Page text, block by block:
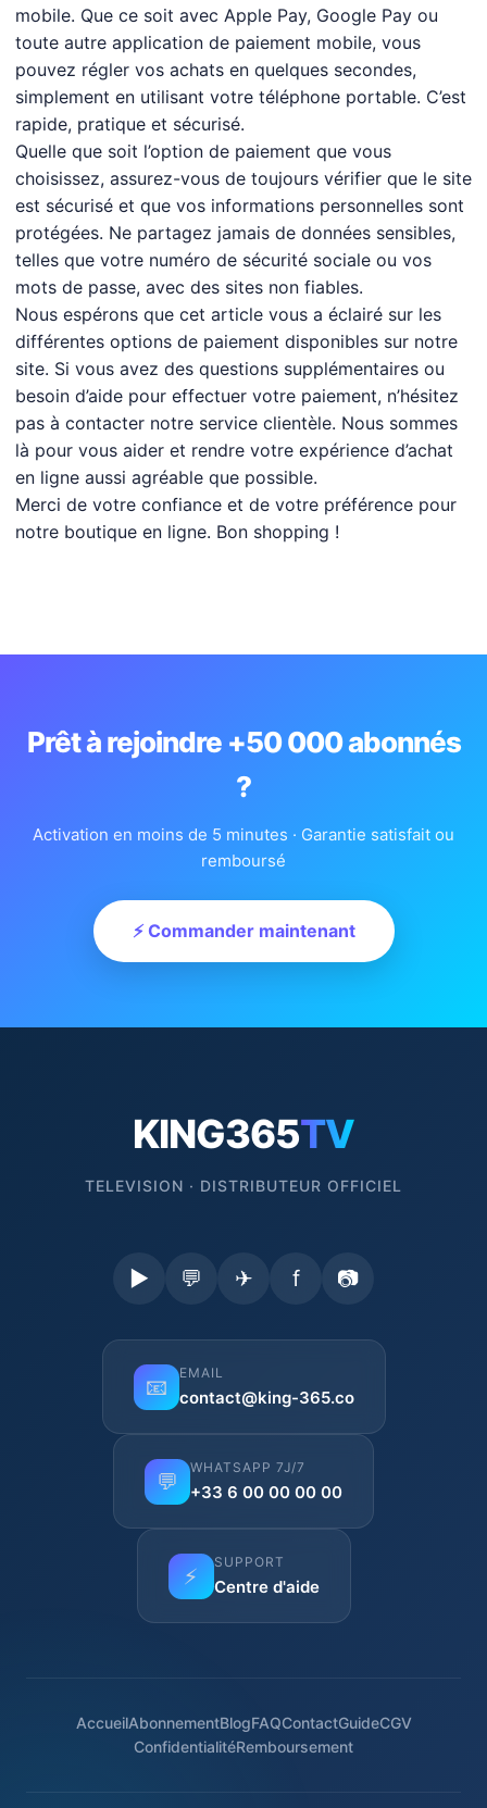
mobile. Que ce soit avec Apple Pay, Google Pay ou
toute autre application de paiement mobile, vous
pouvez régler vos achats en quelques secondes,
simplement en utilisant votre téléphone portable. C’est
rapide, pratique et sécurisé.
Quelle que soit l’option de paiement que vous
choisissez, assurez-vous de toujours vérifier que le site
est sécurisé et que vos informations personnelles sont
protégées. Ne partagez jamais de données sensibles,
telles que votre numéro de sécurité sociale ou vos
mots de passe, avec des sites non fiables.
Nous espérons que cet article vous a éclairé sur les
différentes options de paiement disponibles sur notre
site. Si vous avez des questions supplémentaires ou
besoin d’aide pour effectuer votre paiement, n’hésitez
pas à contacter notre service clientèle. Nous sommes
là pour vous aider et rendre votre expérience d’achat
en ligne aussi agréable que possible.
Merci de votre confiance et de votre préférence pour
notre boutique en ligne. Bon shopping !
Prêt à rejoindre +50 000 abonnés
?
Activation en moins de 5 minutes · Garantie satisfait ou
remboursé
⚡ Commander maintenant
KING365TV
TELEVISION · DISTRIBUTEUR OFFICIEL
▶ 💬 ✈ f 📷
📧
EMAIL
contact@king-365.co
💬
WHATSAPP 7J/7
+33 6 00 00 00 00
⚡
SUPPORT
Centre d'aide
AccueilAbonnementBlogFAQContactGuideCGV
ConfidentialitéRemboursement